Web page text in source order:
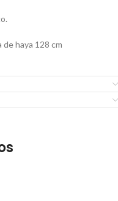
haya 128 cm